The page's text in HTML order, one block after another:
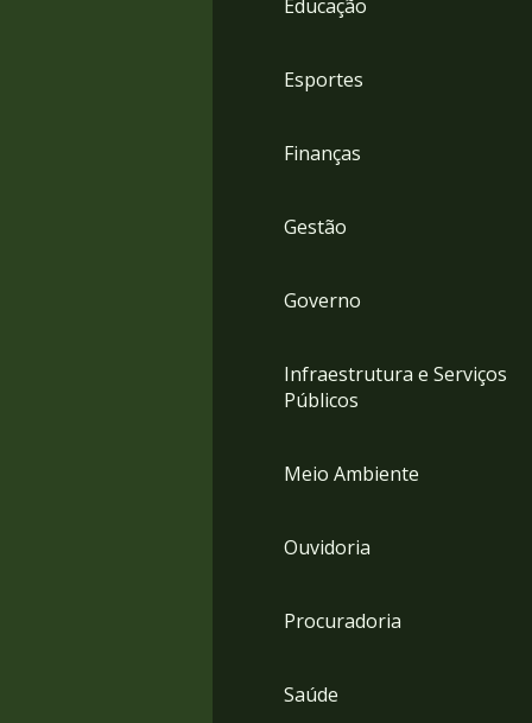
Educação
Esportes
Finanças
Gestão
Governo
Infraestrutura e Serviços
Públicos
Meio Ambiente
Ouvidoria
Procuradoria
Saúde